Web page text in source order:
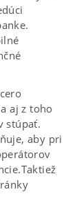
aj z toho
stúpať.
aby pri